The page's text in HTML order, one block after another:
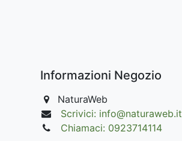
Informazioni Negozio
NaturaWeb
Scrivici: info@naturaweb.it
Chiamaci: 0923714114